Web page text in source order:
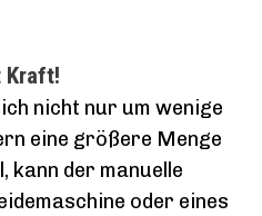
Kraft!
nicht nur um wenige
eine größere Menge
kann der manuelle
oder eines